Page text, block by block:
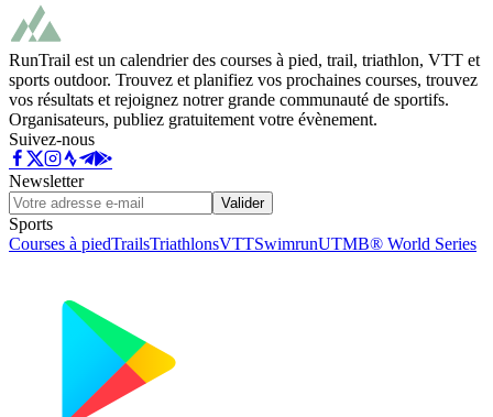
RunTrail est un calendrier des courses à pied, trail, triathlon, VTT et
sports outdoor. Trouvez et planifiez vos prochaines courses, trouvez
vos résultats et rejoignez notrer grande communauté de sportifs.
Organisateurs, publiez gratuitement votre évènement.
Suivez-nous
Newsletter
Valider
Sports
Courses à piedTrailsTriathlonsVTTSwimrunUTMB® World Series